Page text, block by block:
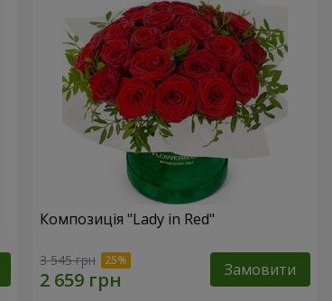
Композиція "Lady in Red"
3 545 грн Замовити